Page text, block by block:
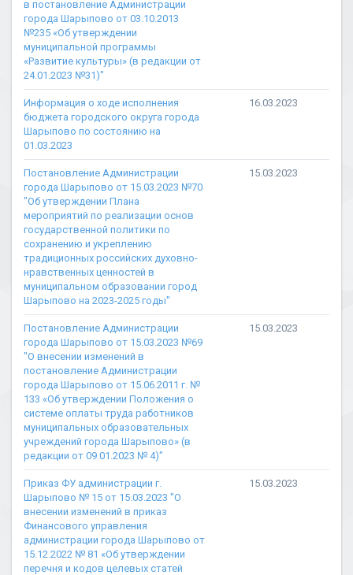
в постановление Администрации
города Шарыпово от 03.10.2013
№235 «Об утверждении
муниципальной программы
«Развитие культуры» (в редакции от
24.01.2023 №31)"
Информация о ходе исполнения
бюджета городского округа города
Шарыпово по состоянию на
01.03.2023
16.03.2023
Постановление Администрации
города Шарыпово от 15.03.2023 №70
"Об утверждении Плана
мероприятий по реализации основ
государственной политики по
сохранению и укреплению
традиционных российских духовно-
нравственных ценностей в
муниципальном образовании город
Шарыпово на 2023-2025 годы"
15.03.2023
Постановление Администрации
города Шарыпово от 15.03.2023 №69
"О внесении изменений в
постановление Администрации
города Шарыпово от 15.06.2011 г. №
133 «Об утверждении Положения о
системе оплаты труда работников
муниципальных образовательных
учреждений города Шарыпово» (в
редакции от 09.01.2023 № 4)"
15.03.2023
Приказ ФУ администрации г.
Шарыпово № 15 от 15.03.2023 "О
внесении изменений в приказ
Финансового управления
администрации города Шарыпово от
15.12.2022 № 81 «Об утверждении
перечня и кодов целевых статей
15.03.2023